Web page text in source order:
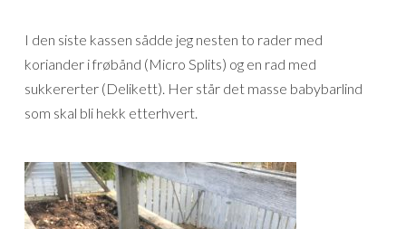
I den siste kassen sådde jeg nesten to rader med
koriander i frøbånd (Micro Splits) og en rad med
sukkererter (Delikett). Her står det masse babybarlind
som skal bli hekk etterhvert.